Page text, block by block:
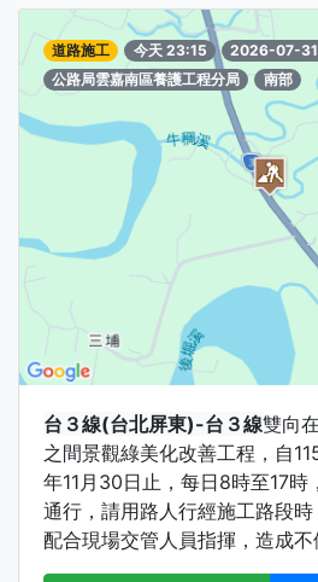
道路施工 今天 23:15
2026-07-31
公路局雲嘉南區養護工程分局
南部
台３線(台北屏東)-台３線雙向
之間景觀綠美化改善工程，自
年11月30日止，每日8時至17時
通行，請用路人行經施工路段
配合現場交管人員指揮，造成不